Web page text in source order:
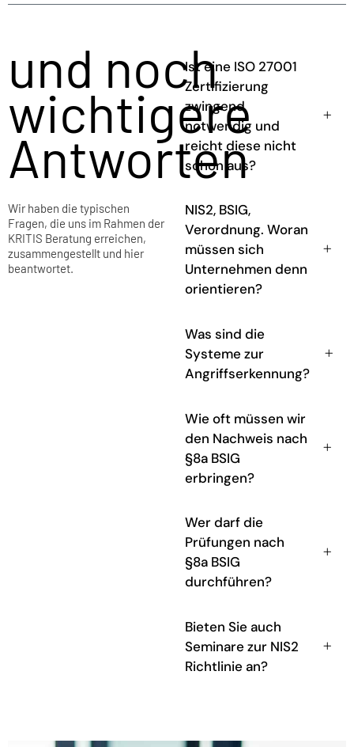
und noch
wichtigere
Antworten
Wir haben die typischen
Fragen, die uns im Rahmen der
KRITIS Beratung erreichen,
zusammengestellt und hier
beantwortet.
Ist eine ISO 27001
Zertifizierung
zwingend
notwendig und
reicht diese nicht
schon aus?
NIS2, BSIG,
Verordnung. Woran
müssen sich
Unternehmen denn
orientieren?
Was sind die
Systeme zur
Angriffserkennung?
Wie oft müssen wir
den Nachweis nach
§8a BSIG
erbringen?
Wer darf die
Prüfungen nach
§8a BSIG
durchführen?
Bieten Sie auch
Seminare zur NIS2
Richtlinie an?